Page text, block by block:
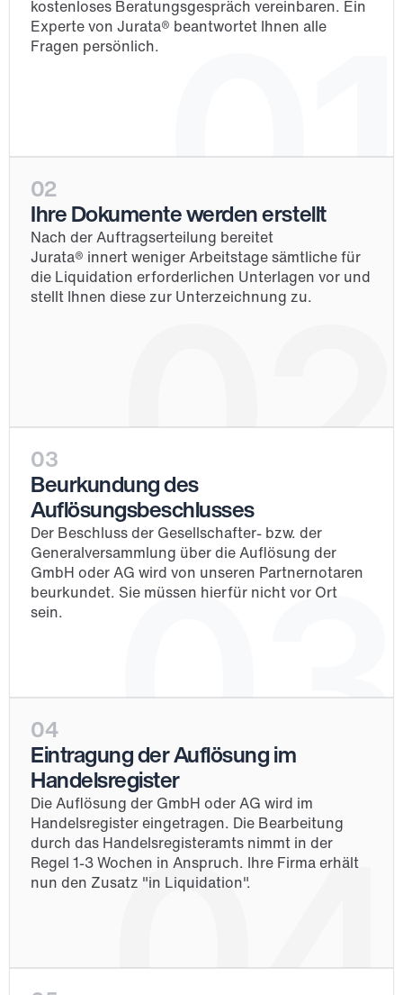
01
kostenloses Beratungsgespräch vereinbaren. Ein
Experte von Jurata® beantwortet Ihnen alle
Fragen persönlich.
02
02
Ihre Dokumente werden erstellt
Nach der Auftragserteilung bereitet
Jurata® innert weniger Arbeitstage sämtliche für
die Liquidation erforderlichen Unterlagen vor und
stellt Ihnen diese zur Unterzeichnung zu.
03
03
Beurkundung des
Auflösungsbeschlusses
Der Beschluss der Gesellschafter- bzw. der
Generalversammlung über die Auflösung der
GmbH oder AG wird von unseren Partnernotaren
beurkundet. Sie müssen hierfür nicht vor Ort
sein.
04
Eintragung der Auflösung im
Handelsregister
Die Auflösung der GmbH oder AG wird im
Handelsregister eingetragen. Die Bearbeitung
durch das Handelsregisteramts nimmt in der
Regel 1-3 Wochen in Anspruch. Ihre Firma erhält
nun den Zusatz "in Liquidation".